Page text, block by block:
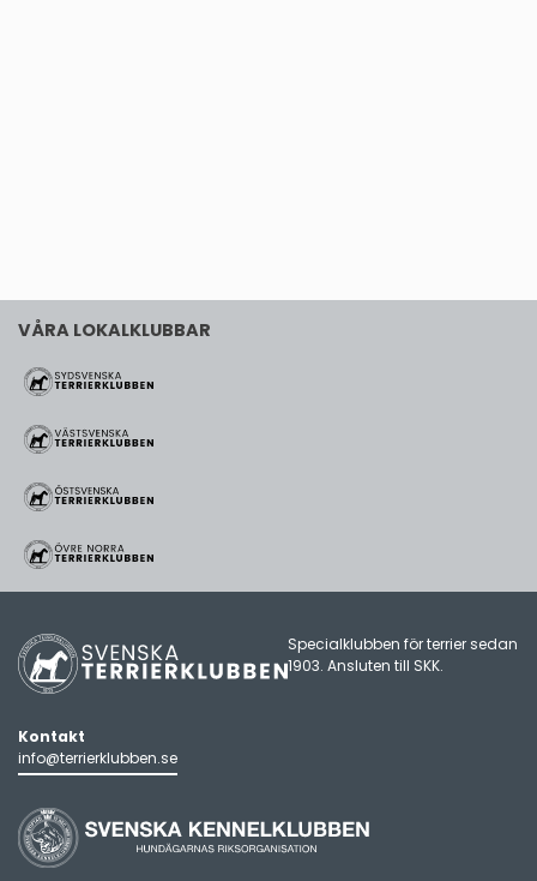
VÅRA LOKALKLUBBAR
Specialklubben för terrier sedan
1903. Ansluten till SKK.
Kontakt
info@terrierklubben.se